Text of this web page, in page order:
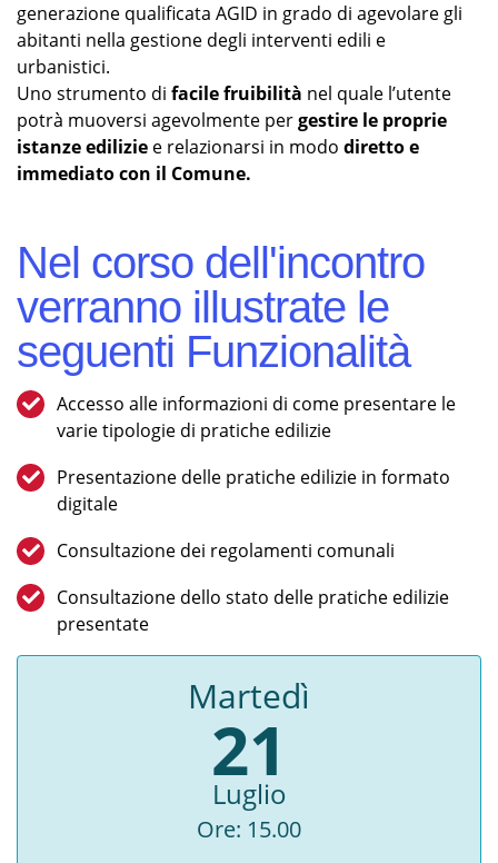
generazione qualificata AGID in grado di agevolare gli
abitanti nella gestione degli interventi edili e
urbanistici.
Uno strumento di facile fruibilità nel quale l’utente
potrà muoversi agevolmente pergestire le proprie
istanze edilizie e relazionarsi in modo diretto e
immediato con il Comune.
Nel corso dell'incontro
verranno illustrate le
seguenti Funzionalità
Accesso alle informazioni di come presentare le
varie tipologie di pratiche edilizie
Presentazione delle pratiche edilizie in formato
digitale
Consultazione dei regolamenti comunali
Consultazione dello stato delle pratiche edilizie
presentate
Martedì
21
Luglio
Ore: 15.00